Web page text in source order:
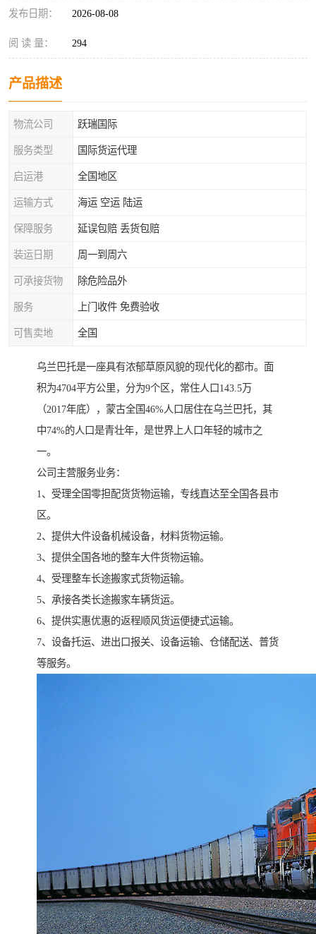
发布日期： 2026-08-08
阅 读 量： 294
产品描述
物流公司 跃瑞国际
服务类型 国际货运代理
启运港 全国地区
运输方式 海运 空运 陆运
保障服务 延误包赔 丢货包赔
装运日期 周一到周六
可承接货物 除危险品外
服务 上门收件 免费验收
可售卖地 全国
乌兰巴托是一座具有浓郁草原风貌的现代化的都市。面
积为4704平方公里，分为9个区，常住人口143.5万
（2017年底），蒙古全国46%人口居住在乌兰巴托，其
中74%的人口是青壮年，是世界上人口年轻的城市之
一。
公司主营服务业务：
1、受理全国零担配货货物运输，专线直达至全国各县市
区。
2、提供大件设备机械设备，材料货物运输。
3、提供全国各地的整车大件货物运输。
4、受理整车长途搬家式货物运输。
5、承接各类长途搬家车辆货运。
6、提供实惠优惠的返程顺风货运便捷式运输。
7、设备托运、进出口报关、设备运输、仓储配送、普货
等服务。